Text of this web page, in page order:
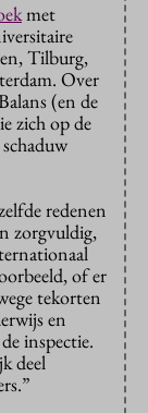
met
Tilburg,
Over
(en de
zich op de
redenen
zorgvuldig,
of er
tekorten
en
inspectie.
deel